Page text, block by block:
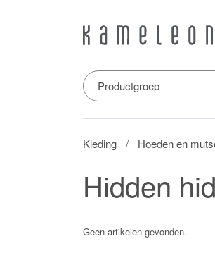
Productgroep
Kleding Hoeden en
Hidden
Geen artikelen gevonden.